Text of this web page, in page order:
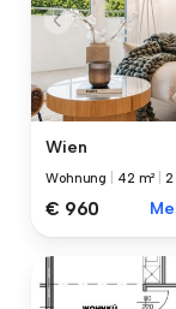
Wien
Wohnung 42 m² |2
€ 960